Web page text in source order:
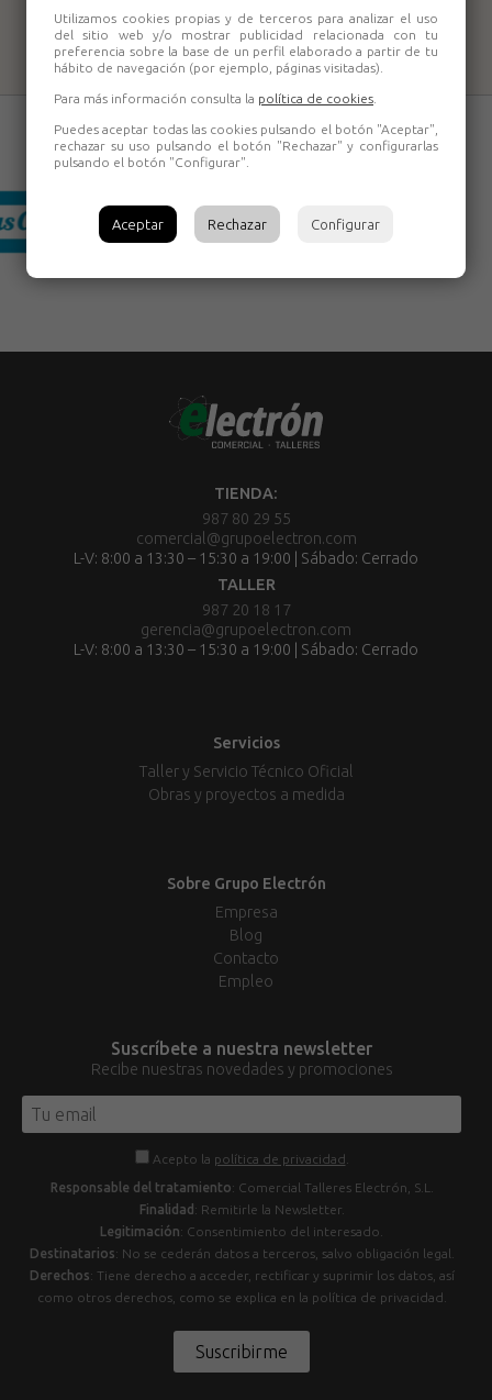
TIENDA:
987 80 29 55
comercial@grupoelectron.com
L-V: 8:00 a 13:30 – 15:30 a 19:00 | Sábado: Cerrado
TALLER
987 20 18 17
gerencia@grupoelectron.com
L-V: 8:00 a 13:30 – 15:30 a 19:00 | Sábado: Cerrado
Servicios
Taller y Servicio Técnico Oficial
Obras y proyectos a medida
Sobre Grupo Electrón
Empresa
Blog
Contacto
Empleo
Suscríbete a nuestra newsletter
Recibe nuestras novedades y promociones
Acepto la política de privacidad
Responsable del tratamiento: Comercial Talleres Electrón, S.L.
Finalidad : Remitirle la Newsletter.
Legitimación: Consentimiento del interesado.
Destinatarios: No se cederán datos a terceros, salvo obligación legal.
Derechos: Tiene derecho a acceder, rectificar y suprimir los datos, así
como otros derechos, como se explica en la política de privacidad.
Suscribirme
Utilizamos cookies propias y de terceros para analizar el uso
del sitio web y/o mostrar publicidad relacionada con tu
preferencia sobre la base de un perfil elaborado a partir de tu
hábito de navegación (por ejemplo, páginas visitadas).
Para más información consulta la política de cookies
Puedes aceptar todas las cookies pulsando el botón "Aceptar",
rechazar su uso pulsando el botón "Rechazar" y configurarlas
pulsando el botón "Configurar".
Aceptar Rechazar Configurar